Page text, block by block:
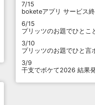
7/15
boketeアプリ サービス
6/15
プリッツのお題でひとこ
3/10
プリッツのお題でひと言
3/9
干支でボケて2026 結果